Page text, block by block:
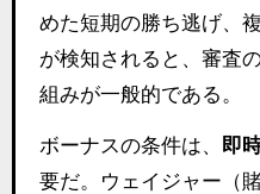
めた短期の勝ち逃げ、
が検知されると、審査
組みが一般的である。
ボーナスの条件は、 即
要だ。ウェイジャー（